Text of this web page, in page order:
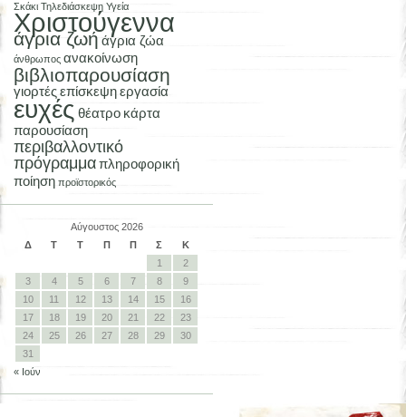
Σκάκι Τηλεδιάσκεψη Υγεία
Χριστούγεννα
άγρια ζωήάγρια ζώα
άνθρωπος ανακοίνωση
βιβλιοπαρουσίαση
γιορτέςεπίσκεψηεργασία
ευχές θέατρο κάρτα
παρουσίαση
περιβαλλοντικό
πρόγραμμαπληροφορική
ποίηση προϊστορικός
Αύγουστος 2026
Δ
Τ Τ Π Π Σ
Κ
1
2
3
4 5 6 7 8
9
10
11 12 13 14 15
16
17
18 19 20 21 22
23
24
25 26 27 28 29
30
31
« Ιούν